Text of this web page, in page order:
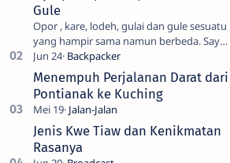
Gule
Opor , kare, lodeh, gulai dan gule sesuatu
yang hampir sama namun berbeda. Saya
sendiri kesulitan untuk membedakanya.
Mencari tahu ada…
Menempuh Perjalanan Darat dari
Pontianak ke Kuching
Jenis Kwe Tiaw dan Kenikmatan
Rasanya